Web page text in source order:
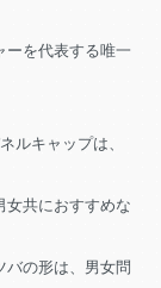
ーを代表する唯一
ルキャップは、
女共におすすめな
の形は、男女問